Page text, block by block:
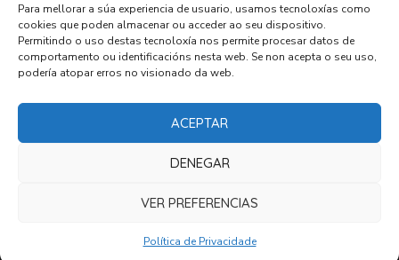
Para mellorar a súa experiencia de usuario, usamos tecnoloxías como
cookies que poden almacenar ou acceder ao seu dispositivo.
Permitindo o uso destas tecnoloxía nos permite procesar datos de
comportamento ou identificacións nesta web. Se non acepta o seu uso,
podería atopar erros no visionado da web.
ACEPTAR
DENEGAR
VER PREFERENCIAS
Política de Privacidade
Copyright © 2022 Concello do Corgo